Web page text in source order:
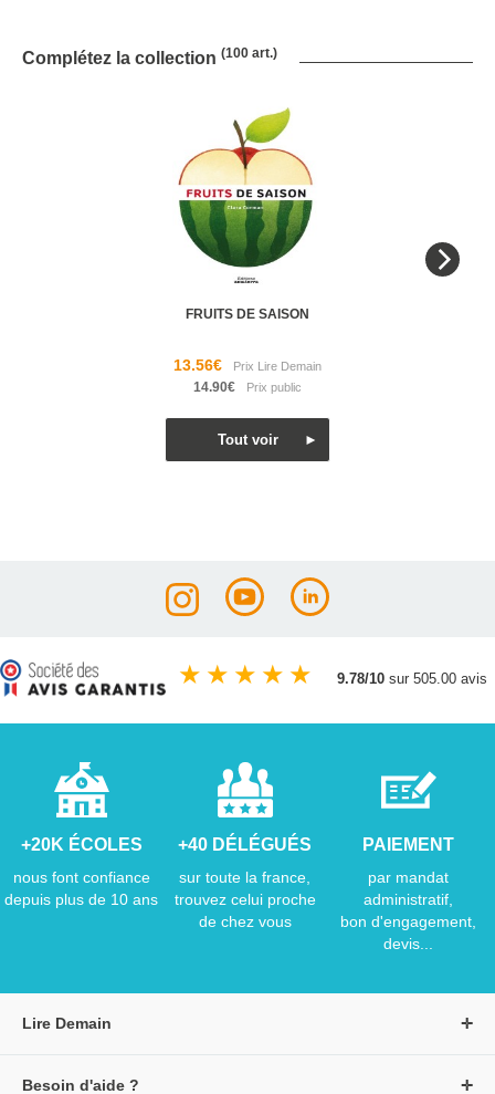
Complétez la collection (100 art.)
FRUITS DE SAISON
13.56€
14.90€
★ ★ ★ ★ ★ 9.78/10 sur 505.00 avis
+20K ÉCOLES
nous font confiance
depuis plus de 10 ans
+40 DÉLÉGUÉS
sur toute la france,
trouvez celui proche
de chez vous
PAIEMENT
par mandat
administratif,
bon d'engagement,
devis...
Lire Demain
Besoin d'aide ?